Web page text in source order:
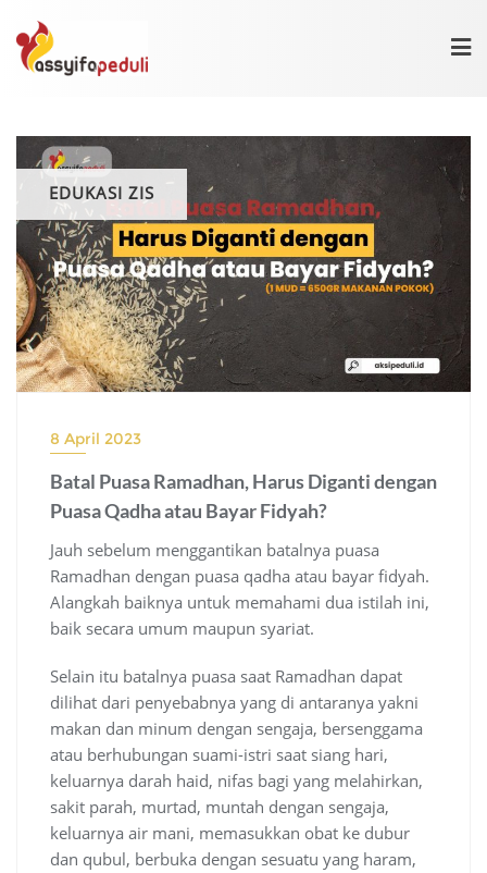
content
EDUKASI ZIS
8 April 2023
Batal Puasa Ramadhan, Harus Diganti dengan
Puasa Qadha atau Bayar Fidyah?
Jauh sebelum menggantikan batalnya puasa
Ramadhan dengan puasa qadha atau bayar fidyah.
Alangkah baiknya untuk memahami dua istilah ini,
baik secara umum maupun syariat.
Selain itu batalnya puasa saat Ramadhan dapat
dilihat dari penyebabnya yang di antaranya yakni
makan dan minum dengan sengaja, bersenggama
atau berhubungan suami-istri saat siang hari,
keluarnya darah haid, nifas bagi yang melahirkan,
sakit parah, murtad, muntah dengan sengaja,
keluarnya air mani, memasukkan obat ke dubur
dan qubul, berbuka dengan sesuatu yang haram,